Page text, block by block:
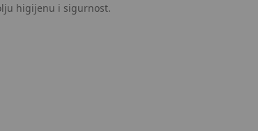
higijenu i sigurnost.